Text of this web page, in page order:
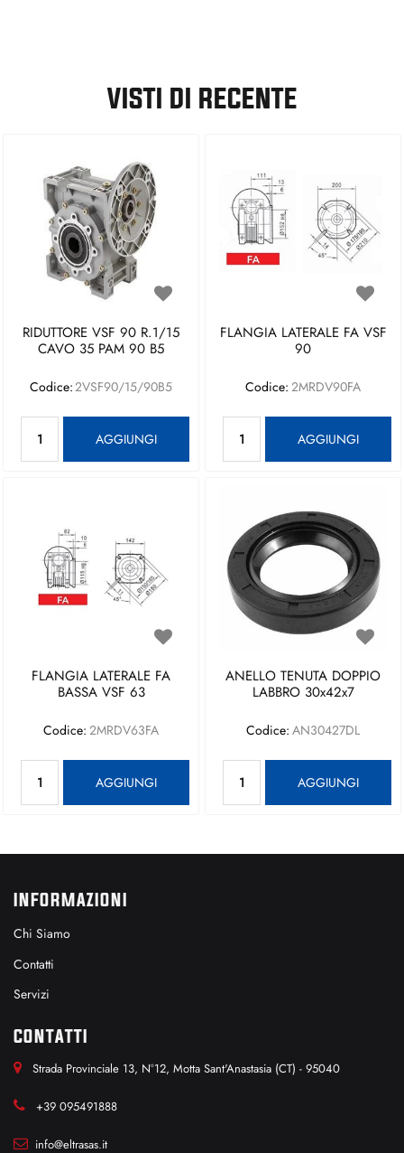
VISTI DI RECENTE
RIDUTTORE VSF 90 R.1/15
CAVO 35 PAM 90 B5
Codice:2VSF90/15/90B5
AGGIUNGI
FLANGIA LATERALE FA VSF
90
Codice: 2MRDV90FA
AGGIUNGI
FLANGIA LATERALE FA
BASSA VSF 63
Codice: 2MRDV63FA
AGGIUNGI
ANELLO TENUTA DOPPIO
LABBRO 30x42x7
Codice: AN30427DL
AGGIUNGI
INFORMAZIONI
Chi Siamo
Contatti
Servizi
CONTATTI
Strada Provinciale 13, N°12, Motta Sant'Anastasia (CT) - 95040
+39 095491888
info@eltrasas.it